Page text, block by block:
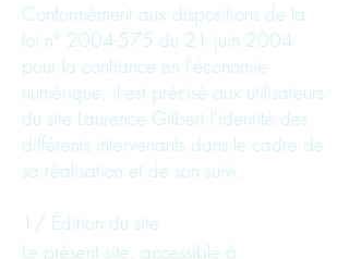
Conformément aux dispositions de la
loi n° 2004-575 du 21 juin 2004
pour la confiance en l'économie
numérique, il est précisé aux utilisateurs
du site Laurence Gilbert l'identité des
différents intervenants dans le cadre de
sa réalisation et de son suivi.
1/ Édition du site
Le présent site, accessible à